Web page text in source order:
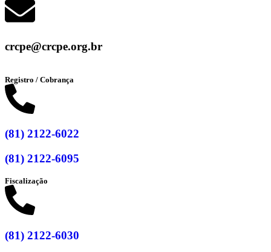
crcpe@crcpe.org.br
Registro / Cobrança
(81) 2122-6022
(81) 2122-6095
Fiscalização
(81) 2122-6030